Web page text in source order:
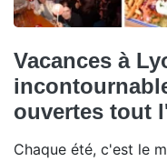
Vacances à
ouvertes tout
Chaque été, c'est le